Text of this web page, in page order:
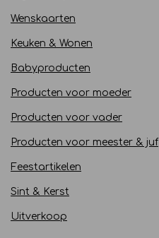
Wenskaarten
Keuken & Wonen
Babyproducten
Producten voor moeder
Producten voor vader
Producten voor meester & juf
Feestartikelen
Sint & Kerst
Uitverkoop